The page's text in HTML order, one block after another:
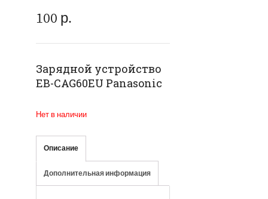
100 р.
Зарядной устройство
EB-CAG60EU Panasonic
Нет в наличии
Описание
Дополнительная информация